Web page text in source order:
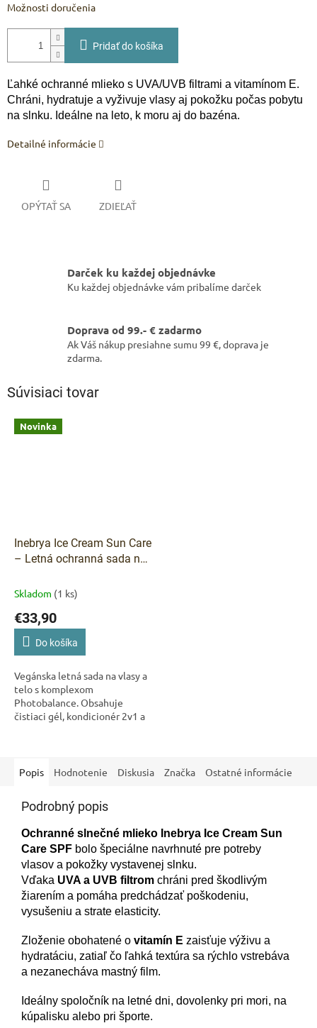
Možnosti doručenia
Pridať do košíka
Ľahké ochranné mlieko s UVA/UVB filtrami a vitamínom E.
Chráni, hydratuje a vyživuje vlasy aj pokožku počas pobytu
na slnku. Ideálne na leto, k moru aj do bazéna.
Detailné informácie
OPÝTAŤ SA ZDIEĽAŤ
Darček ku každej objednávke
Ku každej objednávke vám pribalíme darček
Doprava od 99.- € zadarmo
Ak Váš nákup presiahne sumu 99 €, doprava je
zdarma.
Súvisiaci tovar
Novinka
Inebrya Ice Cream Sun Care
– Letná ochranná sada na
Skladom (1 ks)
€33,90
Do košíka
Vegánska letná sada na vlasy a
telo s komplexom
Photobalance. Obsahuje
čistiaci gél, kondicionér 2v1 a
Popis
Hodnotenie Diskusia Značka Ostatné informácie
Podrobný popis
Ochranné slnečné mlieko Inebrya Ice Cream Sun
Care SPF bolo špeciálne navrhnuté pre potreby
vlasov a pokožky vystavenej slnku.
Vďaka UVA a UVB filtrom chráni pred škodlivým
žiarením a pomáha predchádzať poškodeniu,
vysušeniu a strate elasticity.
Zloženie obohatené o vitamín E zaisťuje výživu a
hydratáciu, zatiaľ čo ľahká textúra sa rýchlo vstrebáva
a nezanecháva mastný film.
Ideálny spoločník na letné dni, dovolenky pri mori, na
kúpalisku alebo pri športe.